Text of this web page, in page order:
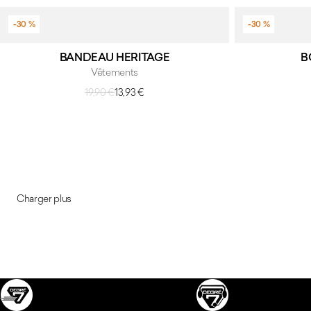
BANDEAU HERITAGE
Vêtements
Prix habituel
19,90 €Prix soldé
13,93 €
-30 % -30 %
Charger plus